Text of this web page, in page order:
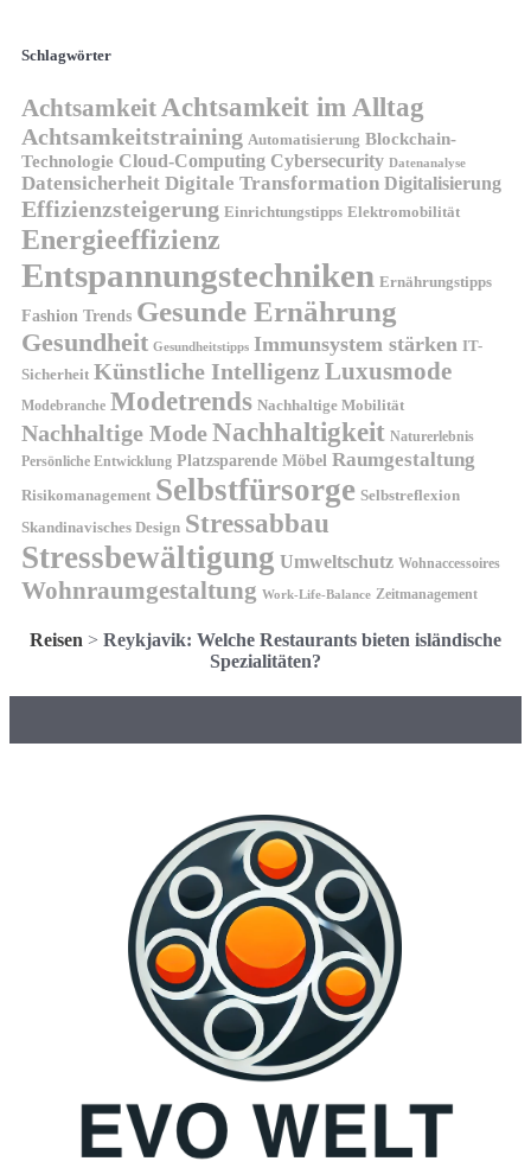
Schlagwörter
AchtsamkeitAchtsamkeit im Alltag
Achtsamkeitstraining Automatisierung Blockchain-
Technologie Cloud-Computing Cybersecurity Datenanalyse
Datensicherheit Digitale Transformation Digitalisierung
Effizienzsteigerung Einrichtungstipps Elektromobilität
Energieeffizienz
Entspannungstechniken Ernährungstipps
Fashion Trends Gesunde Ernährung
Gesundheit Gesundheitstipps Immunsystem stärken IT-
Sicherheit Künstliche IntelligenzLuxusmode
Modebranche Modetrends Nachhaltige Mobilität
Nachhaltige ModeNachhaltigkeit Naturerlebnis
Persönliche Entwicklung Platzsparende Möbel Raumgestaltung
Risikomanagement Selbstfürsorge Selbstreflexion
Skandinavisches Design Stressabbau
Stressbewältigung Umweltschutz Wohnaccessoires
Wohnraumgestaltung Work-Life-Balance Zeitmanagement
Reisen > Reykjavik: Welche Restaurants bieten isländische
Spezialitäten?